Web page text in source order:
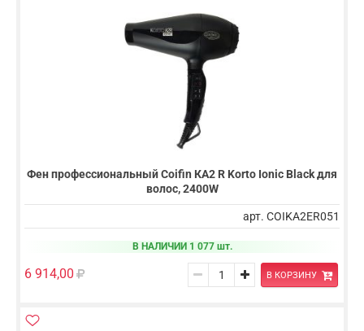
Фен профессиональный Coifin КА2 R Korto Ionic Black для
волос, 2400W
арт. COIKA2ER051
В НАЛИЧИИ 1 077 шт.
6 914,00 В КОРЗИНУ